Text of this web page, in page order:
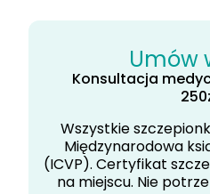
Umów
Konsultacja
250
Wszystkie
Międzynarodowa
(ICVP). Certyfikat
na miejscu. Nie